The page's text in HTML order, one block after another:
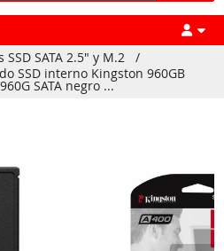
SSD SATA 2.5" y M.2
/
SSD interno Kingston 960GB
SATA negro ...